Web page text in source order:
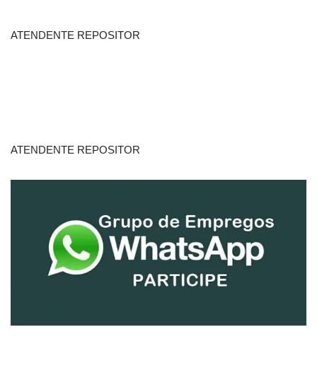
ATENDENTE REPOSITOR
ATENDENTE REPOSITOR